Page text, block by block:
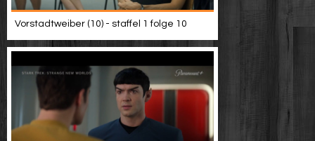
Vorstadtweiber (10) - staffel 1 folge 10